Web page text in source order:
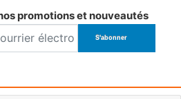
promotions et nouveautés